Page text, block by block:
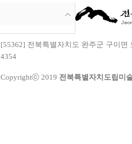
[55362] 전북특별자치도 완주군 구이면
4354
Copyrightⓒ 2019 전북특별자치도립미